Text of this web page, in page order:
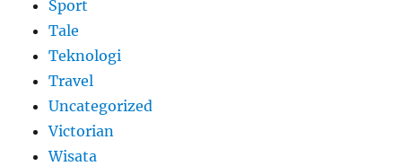
Sport
Tale
Teknologi
Travel
Uncategorized
Victorian
Wisata